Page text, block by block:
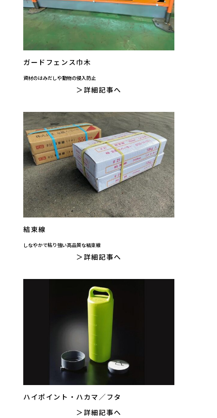
ガードフェンス巾木
資材のはみだしや動物の侵入防止
詳細記事へ
結束線
しなやかで粘り強い高品質な結束線
詳細記事へ
ハイポイント・ハカマ／フタ
詳細記事へ